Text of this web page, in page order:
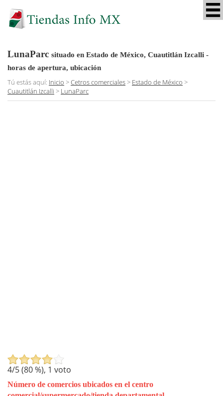
LunaParc situado en Estado de México, Cuautitlán Izcalli -
horas de apertura, ubicación
Tú estás aquí: Inicio >Cetros comerciales> Estado de México >
Cuautitlán Izcalli > LunaParc
4/5 (80%), 1 voto
Número de comercios ubicados en el centro